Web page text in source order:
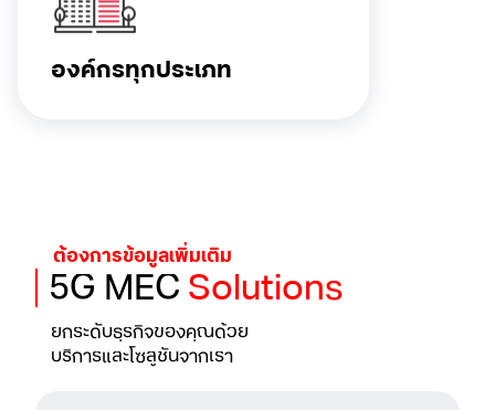
องค์กรทุกประเภท
ต้องการข้อมูลเพิ่มเติม
5G MECSolutions
ยกระดับธุรกิจของคุณด้วย
บริการและโซลูชันจากเรา